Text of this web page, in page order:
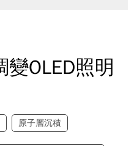
OLED照明
原子層沉積